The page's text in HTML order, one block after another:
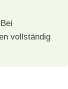
vollständig